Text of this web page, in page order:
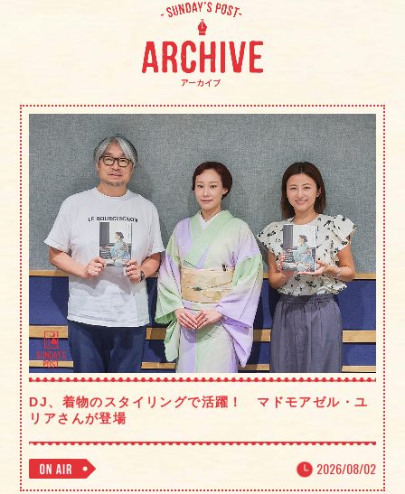
DJ、着物のスタイリングで活躍！ マドモアゼル・ユ
リアさんが登場
2026/08/02